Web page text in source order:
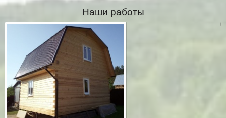
Наши работы